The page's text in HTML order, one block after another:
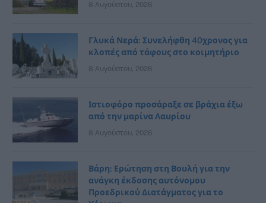
8 Αυγούστου, 2026
Γλυκά Νερά: Συνελήφθη 40χρονος για
κλοπές από τάφους στο κοιμητήριο
8 Αυγούστου, 2026
Ιστιοφόρο προσάραξε σε βράχια έξω
από την μαρίνα Λαυρίου
8 Αυγούστου, 2026
Βάρη: Ερώτηση στη Βουλή για την
ανάγκη έκδοσης αυτόνομου
Προεδρικού Διατάγματος για το